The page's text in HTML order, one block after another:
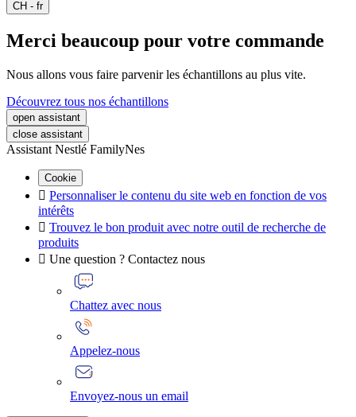
CH - fr
Merci beaucoup pour votre commande
Nous allons vous faire parvenir les échantillons au plus vite.
Découvrez tous nos échantillons
open assistant
close assistant
Assistant Nestlé FamilyNes
Cookie
 Personnaliser le contenu du site web en fonction de vos
intérêts
 Trouvez le bon produit avec notre outil de recherche de
produits
 Une question ? Contactez nous
Chattez avec nous
Appelez-nous
Envoyez-nous un email